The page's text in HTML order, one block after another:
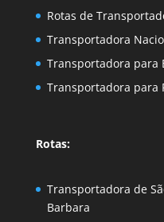
Rotas de
Transportadora
Transportadora para
Transportadora para
Rotas:
Transportadora de
Barbara